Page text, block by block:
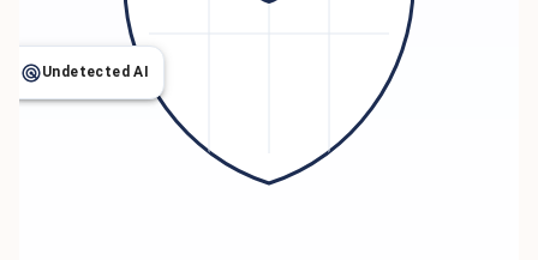
Undetected AI